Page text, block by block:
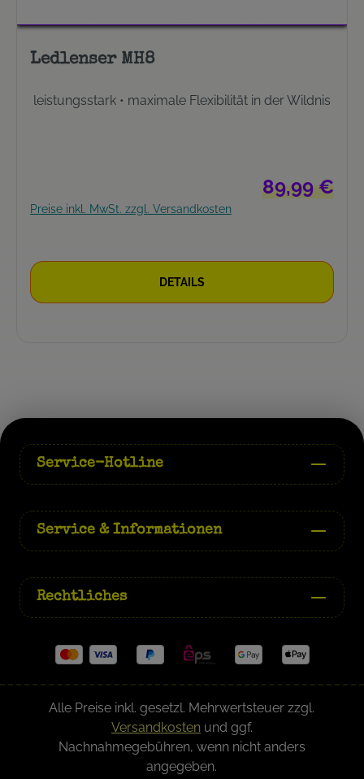
Ledlenser MH8
leistungsstark • maximale Flexibilität in der Wildnis
Regulärer
89,99 €
Preise inkl. MwSt. zzgl. Versandkosten
DETAILS
Service-Hotline
Service & Informationen
Rechtliches
Alle Preise inkl. gesetzl. Mehrwertsteuer zzgl.
Versandkostenund ggf.
Nachnahmegebühren, wenn nicht anders
angegeben.